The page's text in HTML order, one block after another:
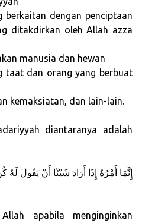
berkaitan dengan penciptaan
ditakdirkan oleh Allah azza
manusia dan hewan
taat dan orang yang berbuat
kemaksiatan, dan lain-lain.
diantaranya adalah
إِنَّمَا أَمْرُهُ إِذَا أَرَادَ شَيْئًا أَنْ يَقُولَ لَهُ
apabila menginginkan